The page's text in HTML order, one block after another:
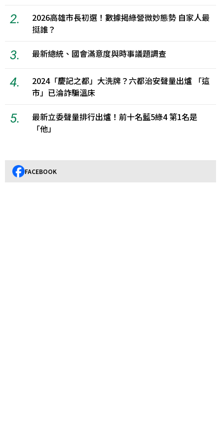
2.
2026高雄市長初選！數據揭綠營微妙態勢 自家人最
挺誰？
3. 最新總統、國會滿意度與時事議題調查
4.
2024「慶記之都」大洗牌？六都治安聲量出爐 「這
市」已淪詐騙溫床
5.
最新立委聲量排行出爐！前十名藍5綠4 第1名是
「他」
FACEBOOK